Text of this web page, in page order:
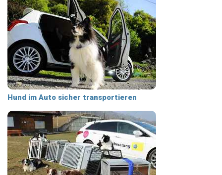
Hund im Auto sicher transportieren